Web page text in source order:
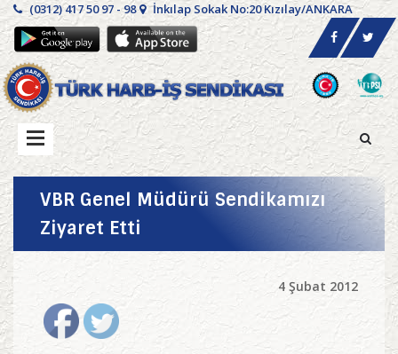
(0312) 417 50 97 - 98 İnkılap Sokak No:20 Kızılay/ANKARA
VBR Genel Müdürü Sendikamızı
Ziyaret Etti
4 Şubat 2012